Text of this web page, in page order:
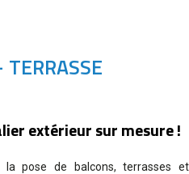
extérieur sur mesure !
la pose de balcons, terrasses et